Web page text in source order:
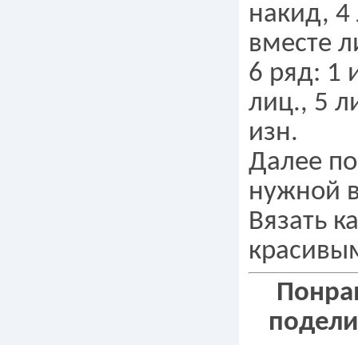
накид,
вместе
6 ряд: 1
лиц., 5
изн.
Далее
нужной
Вязать